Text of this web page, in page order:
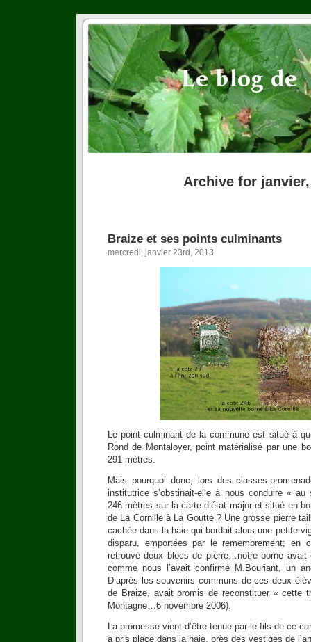
Archive for janvier,
Braize et ses points culminants
mercredi, janvier 23rd, 2013
Le point culminant de la commune est situé à
Rond de Montaloyer, point matérialisé par une
291 mètres.
Mais pourquoi donc, lors des classes-
institutrice s’obstinait-elle à nous conduire «
246 mètres sur la carte d’état major et situé en
de La Cornille à La Goutte ? Une grosse pierre
cachée dans la haie qui bordait alors une petite
disparu, emportées par le remembrement; en
retrouvé deux blocs de pierre…notre borne avait
comme nous l’avait confirmé M.Bouriant, un
D’après les souvenirs communs de ces deux
de Braize, avait promis de reconstituer « cette
Montagne…6 novembre 2006).
La promesse vient d’être tenue par le fils de ce
a pris place dans la haie, près des vestiges de